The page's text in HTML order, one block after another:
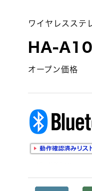
ワイヤレスステ
HA-
オープン価格